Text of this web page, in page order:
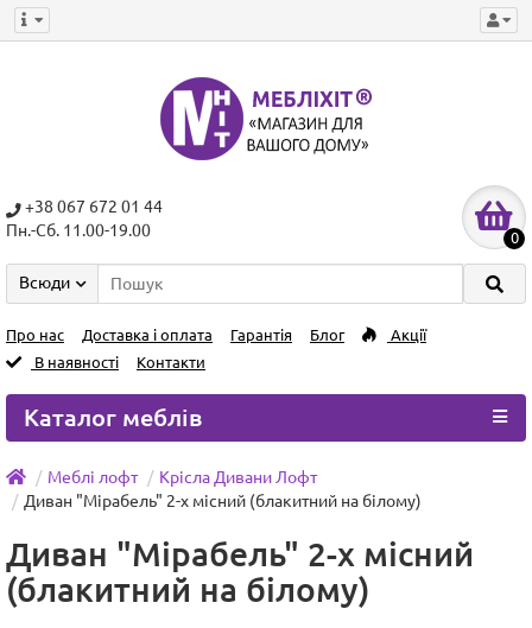
+38 067 672 01 44
Пн.-Сб. 11.00-19.00
0
Всюди
Про нас Доставка і оплата Гарантія Блог
Акції
В наявності
Контакти
Каталог меблів
Меблі лофт
Крісла Дивани Лофт
Диван "Мірабель" 2-х місний (блакитний на білому)
Диван "Мірабель" 2-х місний
(блакитний на білому)